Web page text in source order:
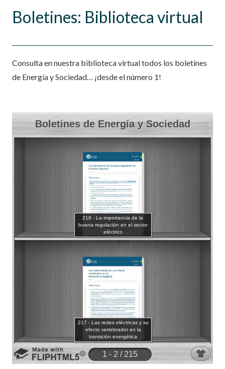
Boletines: Biblioteca virtual
Consulta en nuestra biblioteca virtual todos los boletines
de Energía y Sociedad… ¡desde el número 1!